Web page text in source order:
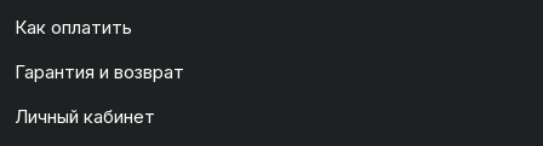
Как оплатить
Гарантия и возврат
Личный кабинет